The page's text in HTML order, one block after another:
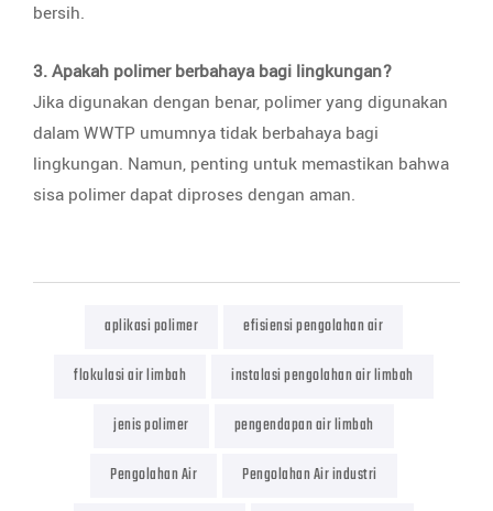
bersih.
3. Apakah polimer berbahaya bagi lingkungan?
Jika digunakan dengan benar, polimer yang digunakan
dalam WWTP umumnya tidak berbahaya bagi
lingkungan. Namun, penting untuk memastikan bahwa
sisa polimer dapat diproses dengan aman.
aplikasi polimer
efisiensi pengolahan air
flokulasi air limbah
instalasi pengolahan air limbah
jenis polimer
pengendapan air limbah
Pengolahan Air
Pengolahan Air industri